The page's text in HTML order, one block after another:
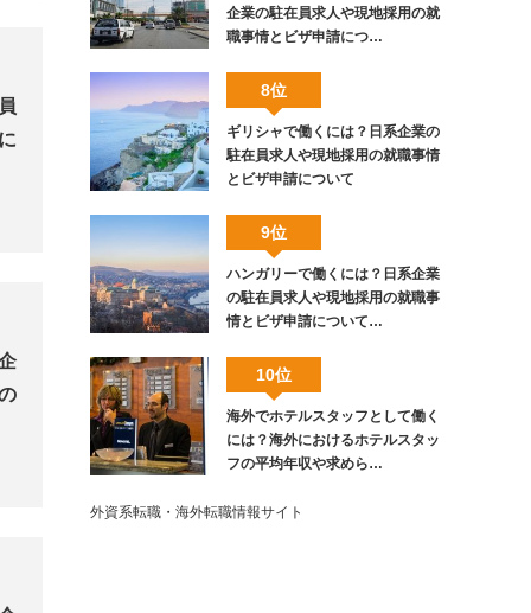
企業の駐在員求人や現地採用の就
職事情とビザ申請につ…
8位
ギリシャで働くには？日系企業の
駐在員求人や現地採用の就職事情
とビザ申請について
9位
ハンガリーで働くには？日系企業
の駐在員求人や現地採用の就職事
情とビザ申請について…
10位
海外でホテルスタッフとして働く
には？海外におけるホテルスタッ
フの平均年収や求めら…
外資系転職・海外転職情報サイト